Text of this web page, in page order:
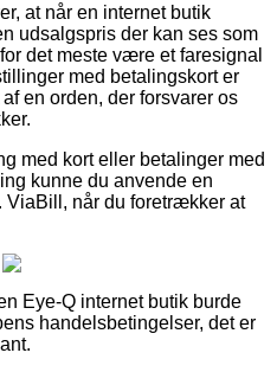
at når en internet butik
udsalgspris der kan ses som
det meste være et faresignal
med betalingskort er
en orden, der forsvarer os
med kort eller betalinger med
kunne du anvende en
ViaBill, når du foretrækker at
Eye-Q internet butik burde
handelsbetingelser, det er